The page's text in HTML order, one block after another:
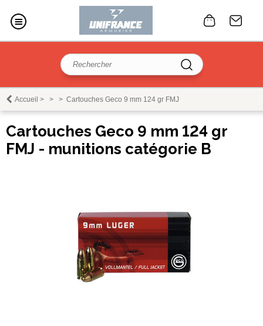
Accueil > > > Cartouches Geco 9 mm 124 gr FMJ
Cartouches Geco 9 mm 124 gr
FMJ - munitions catégorie B